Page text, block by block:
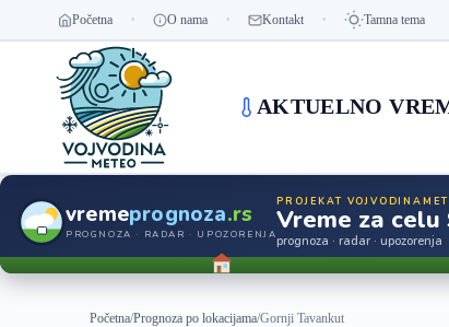
Početna O nama Kontakt Tamna tema
AKTUELNO
vremeprognoza.rs
PROGNOZA · RADAR · UPOZORENJA
PROJEKAT
Vreme za celu
prognoza · radar · upozorenja
Početna/Prognoza po lokacijama/Gornji Tavankut